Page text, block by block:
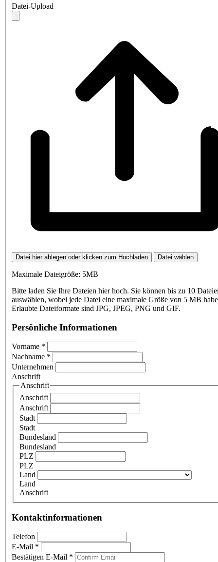
Datei-Upload
Datei hier ablegen oder klicken zum Hochladen Datei wählen
Maximale Dateigröße: 5MB
Bitte laden Sie Ihre Dateien hier hoch. Sie können bis zu 10
auswählen, wobei jede Datei eine maximale Größe von 5 MB
Erlaubte Dateiformate sind JPG, JPEG, PNG und GIF.
Persönliche Informationen
Vorname *
Nachname *
Unternehmen
Anschrift
Anschrift
Anschrift
Anschrift
Stadt
Stadt
Bundesland
Bundesland
PLZ
PLZ
Land
Land
Anschrift
Kontaktinformationen
Telefon
E-Mail *
Bestätigen E-Mail *